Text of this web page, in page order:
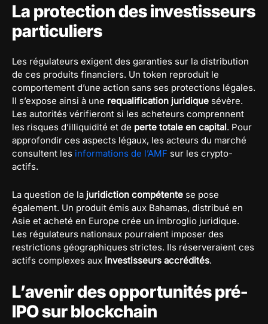
La protection des investisseurs
particuliers
Les régulateurs exigent des garanties sur la distribution
de ces produits financiers. Un token reproduit le
comportement d’une action sans ses protections légales.
Il s’expose ainsi à une requalification juridique sévère.
Les autorités vérifieront si les acheteurs comprennent
les risques d’illiquidité et de perte totale en capital. Pour
approfondir ces aspects légaux, les acteurs du marché
consultent les informations de l’AMF sur les crypto-
actifs.
La question de la juridiction compétente se pose
également. Un produit émis aux Bahamas, distribué en
Asie et acheté en Europe crée un imbroglio juridique.
Les régulateurs nationaux pourraient imposer des
restrictions géographiques strictes. Ils réserveraient ces
actifs complexes aux investisseurs accrédités.
L’avenir des opportunités pré-
IPO sur blockchain